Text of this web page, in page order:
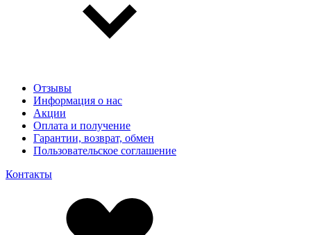
Отзывы
Информация о нас
Акции
Оплата и получение
Гарантии, возврат, обмен
Пользовательское соглашение
Контакты